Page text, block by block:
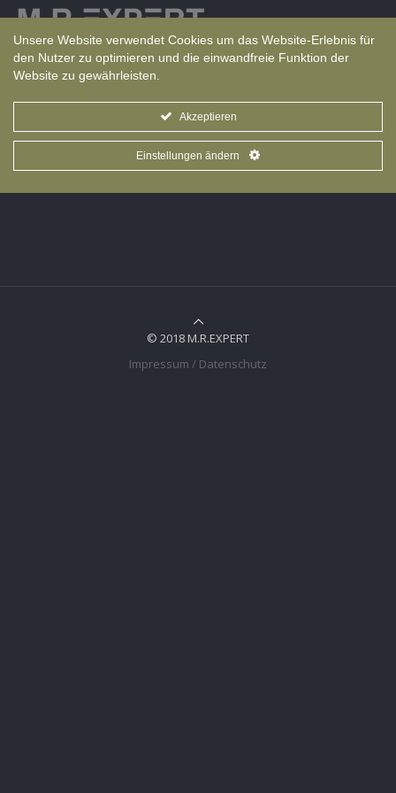
„Die Kaffeeapotheke“: 22. März 2019 um 16 Uhr
Uhr zur Buchvorstellung bei GANOS Kaffee Kontor und
Rösterei,
© 2018 M.R.EXPERT
Impressum / Datenschutz
Unsere Website verwendet Cookies um das Website-Erlebnis für
den Nutzer zu optimieren und die einwandfreie Funktion der
Website zu gewährleisten.
Akzeptieren
Einstellungen ändern